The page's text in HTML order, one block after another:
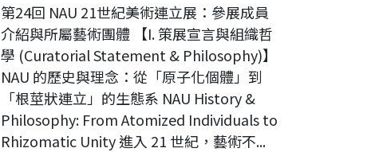
第24回 NAU 21世紀美術連立展：參展成員
介紹與所屬藝術團體 【I. 策展宣言與組織哲
學 (Curatorial Statement & Philosophy)】
NAU 的歷史與理念：從「原子化個體」到
「根莖狀連立」的生態系 NAU History &
Philosophy: From Atomized Individuals to
Rhizomatic Unity 進入 21 世紀，藝術不...